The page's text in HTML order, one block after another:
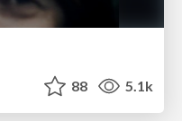
88 5.1k